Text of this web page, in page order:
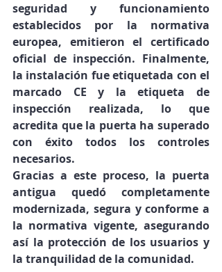
seguridad y funcionamiento
establecidos por la normativa
europea, emitieron el certificado
oficial de inspección. Finalmente,
la instalación fue etiquetada con el
marcado CE y la etiqueta de
inspección realizada, lo que
acredita que la puerta ha superado
con éxito todos los controles
necesarios.
Gracias a este proceso, la puerta
modernizada, segura y conforme a
la normativa vigente, asegurando
así la protección de los usuarios y
la tranquilidad de la comunidad.